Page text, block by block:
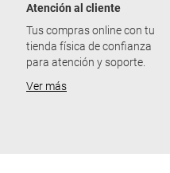
Atención al cliente
Tus compras online con tu
tienda física de confianza
para atención y soporte.
Ver más